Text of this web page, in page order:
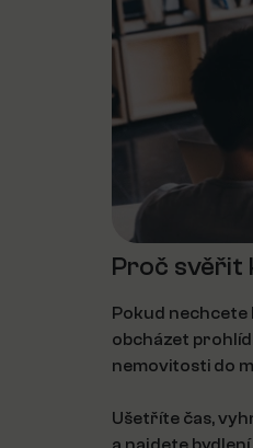
Proč svěřit
Pokud nechcete
obcházet
nemovitosti do
Ušetříte čas,